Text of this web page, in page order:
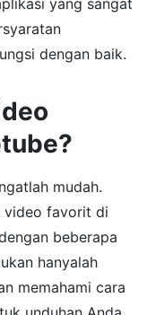
dengan baik.
mudah.
video favorit di
beberapa
hanyalah
memahami cara